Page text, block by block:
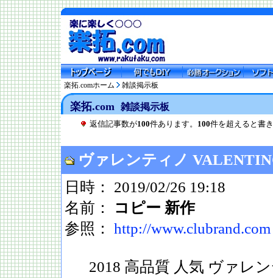
楽拓.comホーム 雑談掲示板
楽拓.com 雑談掲示板
返信記事数が100件あります。 100件を超えると書
ヴァレンティノ
日時： 2019/02/26 19:18
名前：
コピー 新作
参照： http://www.clubrand.com
2018 高品質 人気 ヴァレ